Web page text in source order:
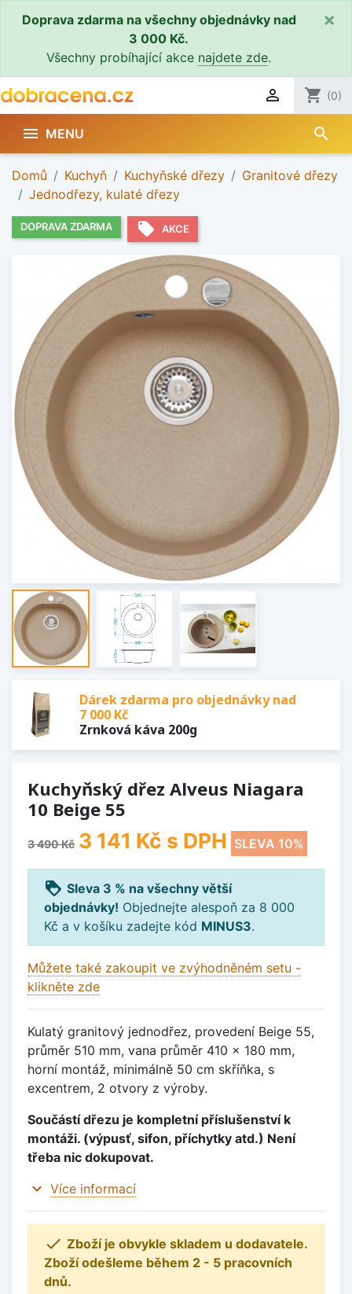
Doprava zdarma na všechny objednávky nad
3 000 Kč.
Všechny probíhající akce najdete zde.
×
 shopping_cart (0)
 MENU search
Domů Kuchyň Kuchyňské dřezy
Granitové dřezy
Jednodřezy, kulaté dřezy
DOPRAVA ZDARMA local_offer AKCE
Dárek zdarma pro objednávky nad
7 000 Kč
Zrnková káva 200g
Kuchyňský dřez Alveus Niagara
10 Beige 55
3 490 Kč 3 141 Kč s DPH SLEVA 10%
loyalty Sleva 3 % na všechny větší
objednávky! Objednejte alespoň za 8 000
Kč a v košíku zadejte kód MINUS3.
Můžete také zakoupit ve zvýhodněném setu -
klikněte zde
Kulatý granitový jednodřez, provedení Beige 55,
průměr 510 mm, vana průměr 410 x 180 mm,
horní montáž, minimálně 50 cm skříňka, s
excentrem, 2 otvory z výroby.
Součástí dřezu je kompletní příslušenství k
montáži. (výpusť, sifon, příchytky atd.) Není
třeba nic dokupovat.
expand_more Více informací
 Zboží je obvykle skladem u dodavatele.
Zboží odešleme během 2 - 5 pracovních
dnů.